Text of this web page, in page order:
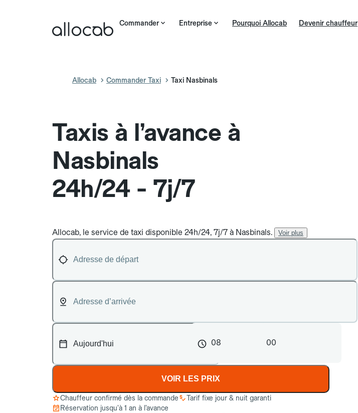
Commander Entreprise Pourquoi Allocab Devenir chauffeur
Allocab Commander Taxi Taxi Nasbinals
Taxis à l’avance à
Nasbinals
24h/24 - 7j/7
Allocab, le service de taxi disponible 24h/24, 7j/7 à Nasbinals. Voir plus
08 00
VOIR LES PRIX
Chauffeur confirmé dès la commande
Tarif fixe jour & nuit garanti
Réservation jusqu’à 1 an à l’avance